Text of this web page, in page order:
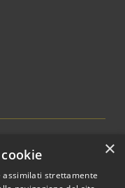
convenzionato
Astigov
×
assimilati strettamente